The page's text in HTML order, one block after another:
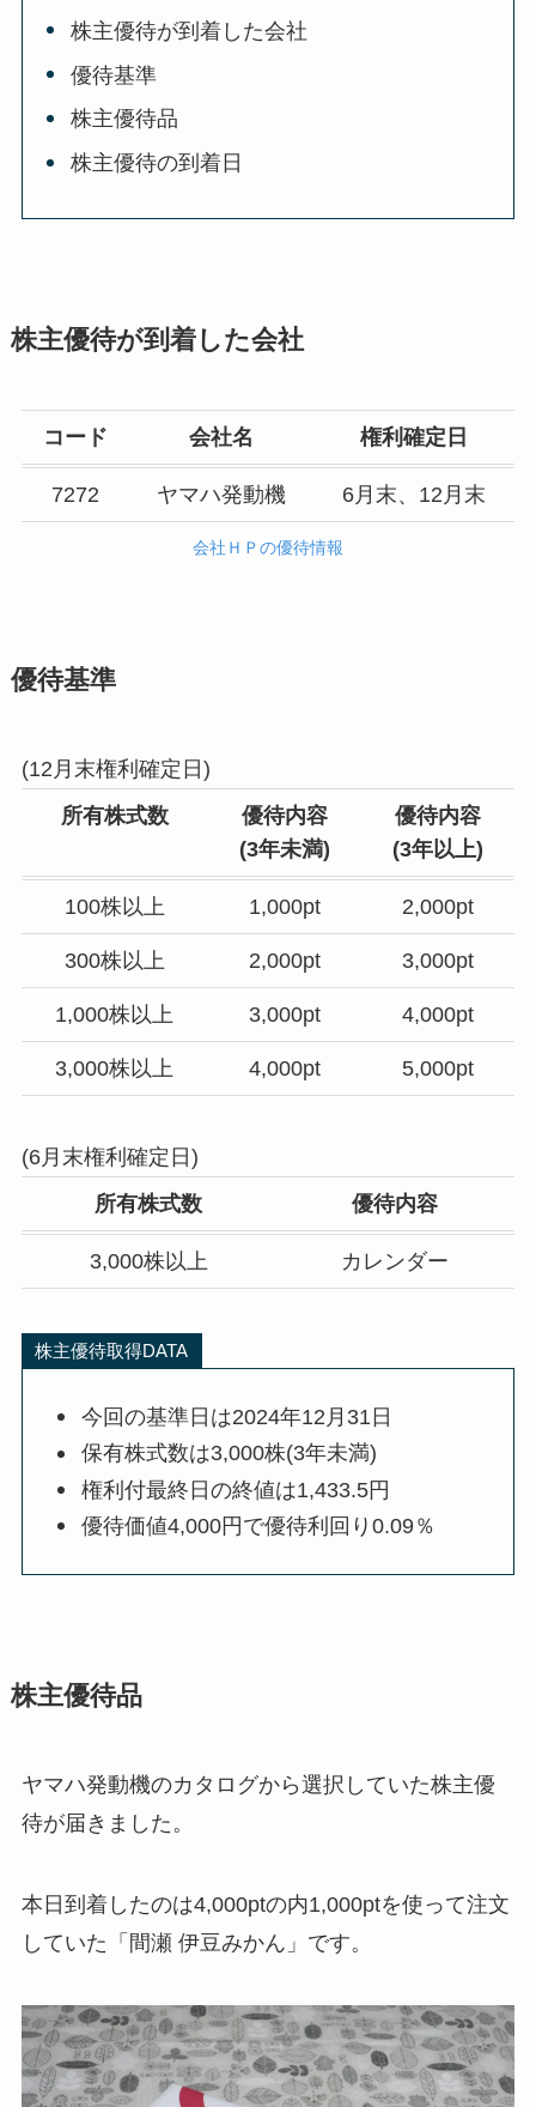
株主優待が到着した会社
優待基準
株主優待品
株主優待の到着日
株主優待が到着した会社
コード 会社名 権利確定日
7272 ヤマハ発動機 6月末、12月末
会社ＨＰの優待情報
優待基準
(12月末権利確定日)
所有株式数
優待内容
(3年未満)
優待内容
(3年以上)
100株以上 1,000pt 2,000pt
300株以上 2,000pt 3,000pt
1,000株以上 3,000pt 4,000pt
3,000株以上 4,000pt 5,000pt
(6月末権利確定日)
所有株式数
優待内容
3,000株以上 カレンダー
株主優待取得DATA
今回の基準日は2024年12月31日
保有株式数は3,000株(3年未満)
権利付最終日の終値は1,433.5円
優待価値4,000円で優待利回り0.09％
株主優待品
ヤマハ発動機のカタログから選択していた株主優
待が届きました。
本日到着したのは4,000ptの内1,000ptを使って注文
していた「間瀬 伊豆みかん」です。